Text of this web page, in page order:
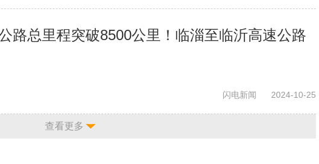
路总里程突破8500公里！临淄至临沂高速公路
闪电新闻 2024-10-25
查看更多